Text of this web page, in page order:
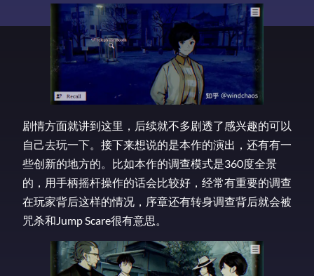
剧情方面就讲到这里，后续就不多剧透了感兴趣的可以
自己去玩一下。接下来想说的是本作的演出，还有有一
些创新的地方的。比如本作的调查模式是360度全景
的，用手柄摇杆操作的话会比较好，经常有重要的调查
在玩家背后这样的情况，序章还有转身调查背后就会被
咒杀和Jump Scare很有意思。